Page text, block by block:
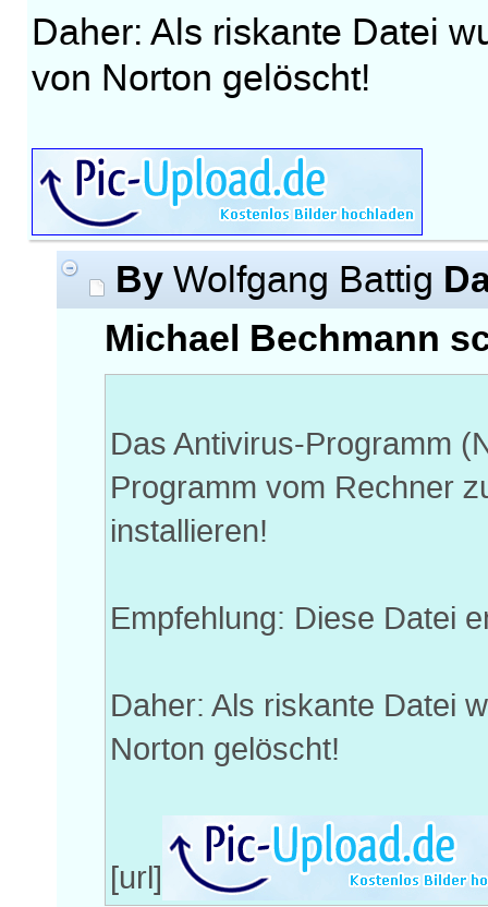
Daher: Als riskante Datei
von Norton gelöscht!
By Wolfgang Battig
Michael Bechmann
Das Antivirus-Programm
Programm vom Rechner
installieren!
Empfehlung: Diese Datei
Daher: Als riskante Datei
Norton gelöscht!
[url]